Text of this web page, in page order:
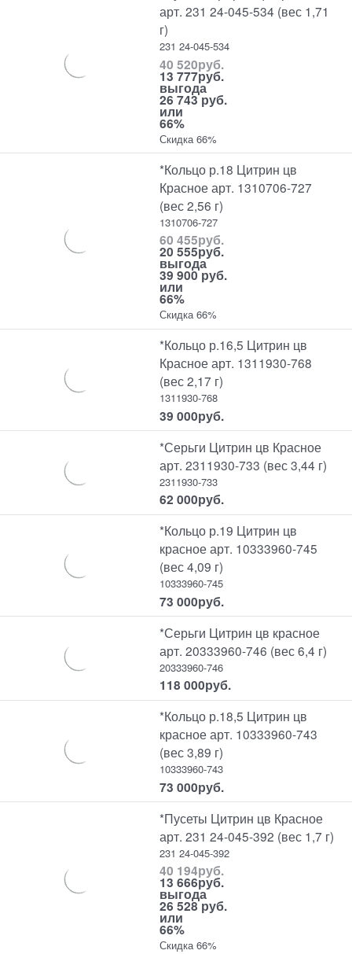
арт. 231 24-045-534 (вес 1,71
г)
231 24-045-534
40 520руб.
13 777руб.
выгода
26 743 руб.
или
66%
Скидка 66%
*Кольцо р.18 Цитрин цв
Красное арт. 1310706-727
(вес 2,56 г)
1310706-727
60 455руб.
20 555руб.
выгода
39 900 руб.
или
66%
Скидка 66%
*Кольцо р.16,5 Цитрин цв
Красное арт. 1311930-768
(вес 2,17 г)
1311930-768
39 000руб.
*Серьги Цитрин цв Красное
арт. 2311930-733 (вес 3,44 г)
2311930-733
62 000руб.
*Кольцо р.19 Цитрин цв
красное арт. 10333960-745
(вес 4,09 г)
10333960-745
73 000руб.
*Серьги Цитрин цв красное
арт. 20333960-746 (вес 6,4 г)
20333960-746
118 000руб.
*Кольцо р.18,5 Цитрин цв
красное арт. 10333960-743
(вес 3,89 г)
10333960-743
73 000руб.
*Пусеты Цитрин цв Красное
арт. 231 24-045-392 (вес 1,7 г)
231 24-045-392
40 194руб.
13 666руб.
выгода
26 528 руб.
или
66%
Скидка 66%